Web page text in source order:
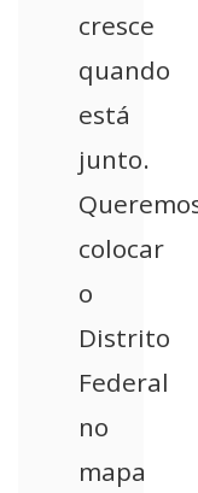
cresce
quando
está
junto.
colocar
o
Distrito
Federal
no
mapa